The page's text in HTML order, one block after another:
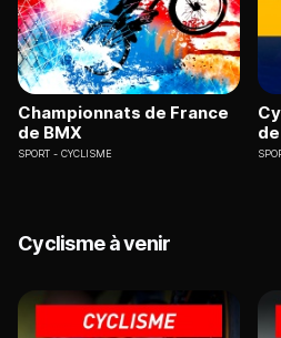
Championnats de France
de BMX
SPORT CYCLISME
Cyclisme à venir